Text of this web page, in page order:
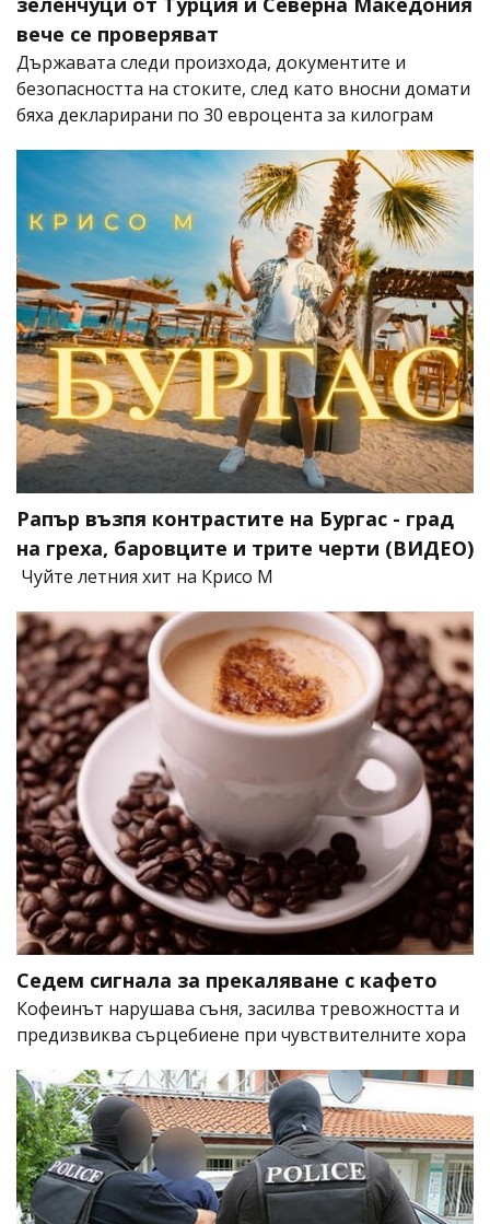
вече се проверяват
Държавата следи произхода, документите и
безопасността на стоките, след като вносни домати
бяха декларирани по 30 евроцента за килограм
Рапър възпя контрастите на Бургас - град
на греха, баровците и трите черти (ВИДЕО)
Чуйте летния хит на Крисо М
Седем сигнала за прекаляване с кафето
Кофеинът нарушава съня, засилва тревожността и
предизвиква сърцебиене при чувствителните хора